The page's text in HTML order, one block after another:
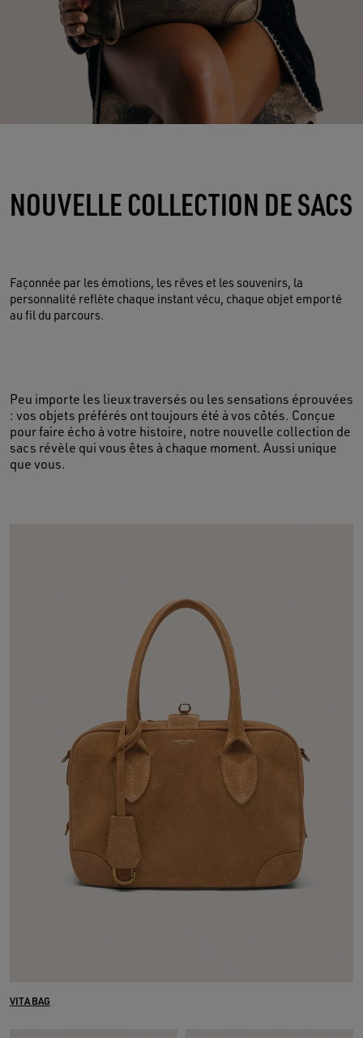
NOUVELLE COLLECTION DE SACS
Façonnée par les émotions, les rêves et les souvenirs, la
personnalité reflète chaque instant vécu, chaque objet emporté
au fil du parcours.
Peu importe les lieux traversés ou les sensations éprouvées
: vos objets préférés ont toujours été à vos côtés. Conçue
pour faire écho à votre histoire, notre nouvelle collection de
sacs révèle qui vous êtes à chaque moment. Aussi unique
que vous.
VITA BAG